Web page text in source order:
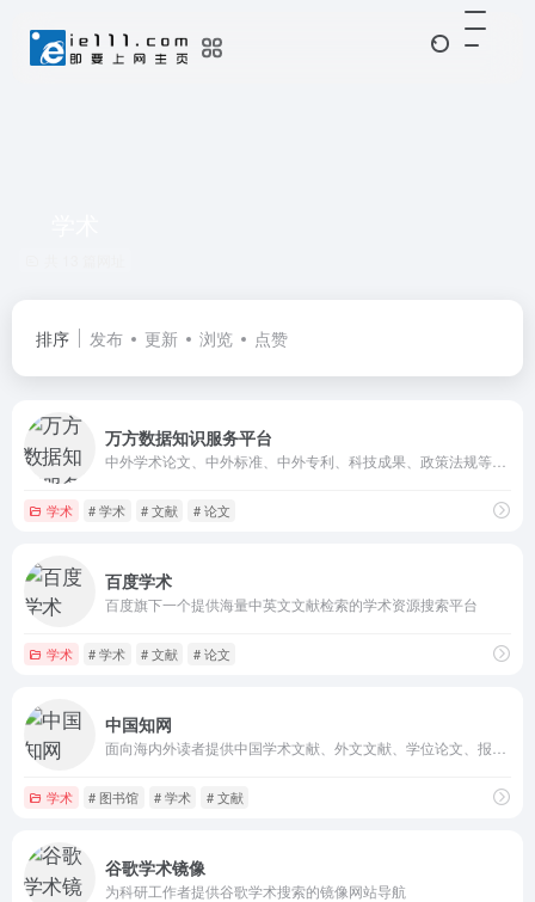
排序 发布 更新 浏览 点赞
万方数据知识服务平台
学术 # 学术 # 文献 # 论文
百度学术
百度旗下一个提供海量中英文文献检索的学术资源搜索平台
学术 # 学术 # 文献 # 论文
中国知网
学术 # 图书馆 # 学术 # 文献
谷歌学术镜像
为科研工作者提供谷歌学术搜索的镜像网站导航